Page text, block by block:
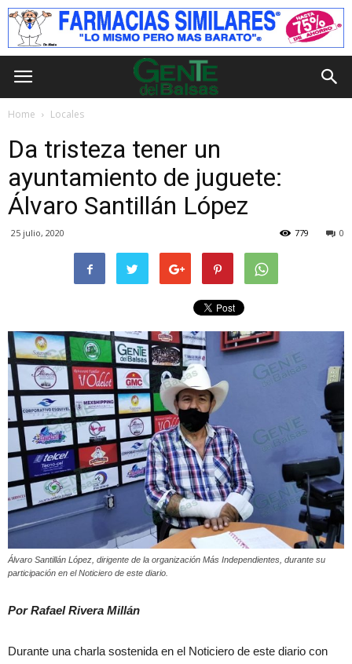
Home Locales
Da tristeza tener un
ayuntamiento de juguete:
Álvaro Santillán López
25 julio, 2020 0
779
Álvaro Santillán López, dirigente de la organización Más Independientes, durante su
participación en el Noticiero de este diario.
Por Rafael Rivera Millán
Durante una charla sostenida en el Noticiero de este diario con